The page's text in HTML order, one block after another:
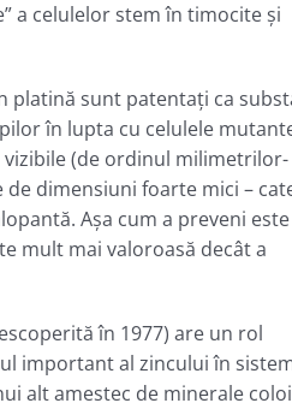
a celulelor stem în timocite şi
platină sunt patentaţi ca
în lupta cu celulele
(de ordinul milimetrilor-
dimensiuni foarte mici –
Aşa cum a preveni
mult mai valoroasă decât a
în 1977) are un rol
important al zincului în
alt amestec de minerale